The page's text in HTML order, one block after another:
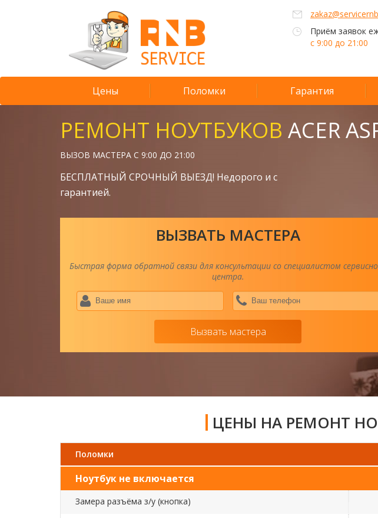
Приём заявок
с 9:00 до 21:00
Цены Поломки Гарантия
РЕМОНТ НОУТБУКОВ ACER
ВЫЗОВ МАСТЕРА С 9:00 ДО 21:00
БЕСПЛАТНЫЙ СРОЧНЫЙ ВЫЕЗД! Недорого и с
гарантией.
ВЫЗВАТЬ МАСТЕРА
Быстрая форма обратной связи для консультации со специалистом
центра.
Ваше
имя
*
Вызвать мастера
ЦЕНЫ НА РЕМОНТ
Поломки
Ноутбук не включается
Замера разъёма з/у (кнопка)